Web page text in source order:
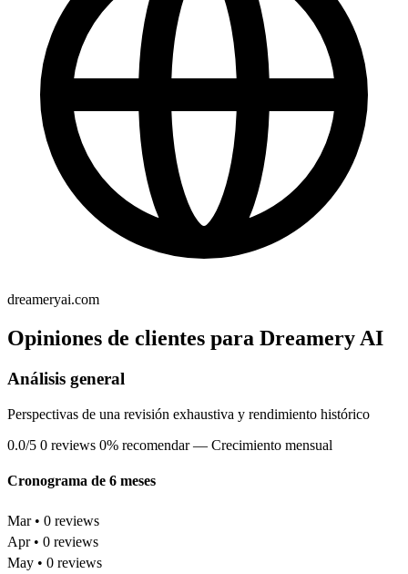
dreameryai.com
Opiniones de clientes para Dreamery AI
Análisis general
Perspectivas de una revisión exhaustiva y rendimiento histórico
0.0/5 0 reviews 0% recomendar — Crecimiento mensual
Cronograma de 6 meses
Mar • 0 reviews
Apr • 0 reviews
May • 0 reviews